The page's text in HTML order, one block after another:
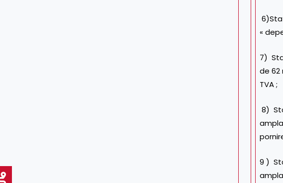
«
7)
de 62
TVA ;
8)
9 )